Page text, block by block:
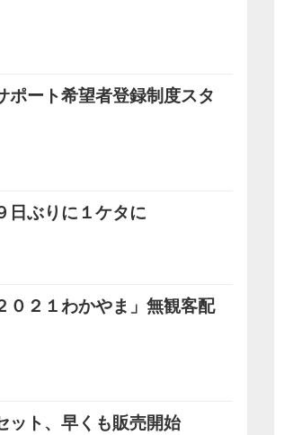
ポート希望者登録制度スタ
日ぶりに１ケタに
０２１わかやま」無観客配
ット、早くも販売開始